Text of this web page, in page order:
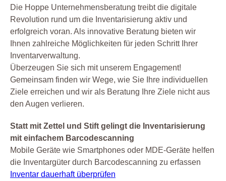
Die Hoppe Unternehmensberatung treibt die digitale
Revolution rund um die Inventarisierung aktiv und
erfolgreich voran. Als innovative Beratung bieten wir
Ihnen zahlreiche Möglichkeiten für jeden Schritt Ihrer
Inventarverwaltung.
Überzeugen Sie sich mit unserem Engagement!
Gemeinsam finden wir Wege, wie Sie Ihre individuellen
Ziele erreichen und wir als Beratung Ihre Ziele nicht aus
den Augen verlieren.
Statt mit Zettel und Stift gelingt die Inventarisierung
mit einfachem Barcodescanning
Mobile Geräte wie Smartphones oder MDE-Geräte helfen
die Inventargüter durch Barcodescanning zu erfassen
Inventar dauerhaft überprüfen